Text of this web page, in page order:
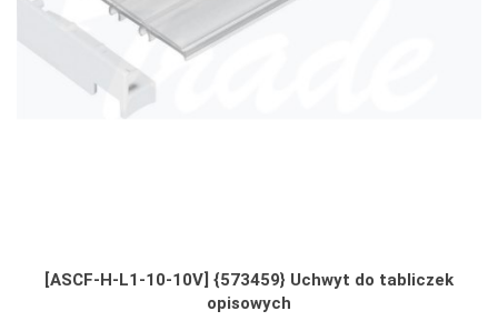
[ASCF-H-L1-10-10V] {573459} Uchwyt do tabliczek
opisowych